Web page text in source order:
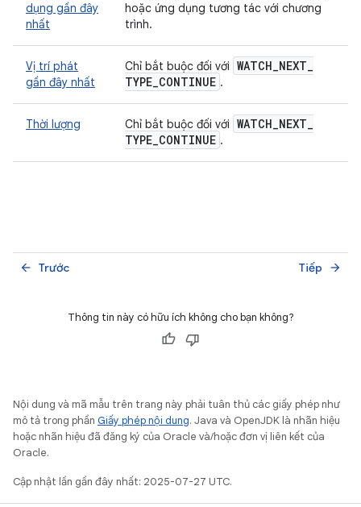
dụng gần đây
nhất
hoặc ứng dụng tương tác với chương
trình.
Vị trí phát
gần đây nhất
Chỉ bắt buộc đối với WATCH_NEXT_
TYPE_CONTINUE .
Thời lượng Chỉ bắt buộc đối với WATCH_NEXT_
TYPE_CONTINUE .
Trước
arrow_back Tiếp arrow_forward
Thông tin này có hữu ích không cho bạn không?
Nội dung và mã mẫu trên trang này phải tuân thủ các giấy phép như
mô tả trong phần Giấy phép nội dung. Java và OpenJDK là nhãn hiệu
hoặc nhãn hiệu đã đăng ký của Oracle và/hoặc đơn vị liên kết của
Oracle.
Cập nhật lần gần đây nhất: 2025-07-27 UTC.